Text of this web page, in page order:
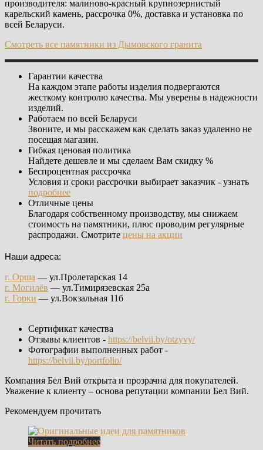
производителя: малиново-красный крупнозернистый
карельский камень, рассрочка 0%, доставка и установка по
всей Беларуси.
Смотреть все памятники из Дымовского гранита
Гарантии качества
На каждом этапе работы изделия подвергаются
жесткому контролю качества. Мы уверены в надежности
изделий.
Работаем по всей Беларуси
Звоните, и мы расскажем как сделать заказ удаленно не
посещая магазин.
Гибкая ценовая политика
Найдете дешевле и мы сделаем Вам скидку %
Беспроцентная рассрочка
Условия и сроки рассрочки выбирает заказчик - узнать
подробнее
Отличные цены
Благодаря собственному производству, мы снижаем
стоимость на памятники, плюс проводим регулярные
распродажи. Смотрите цены на акции
Наши адреса:
г. Орша — ул.Пролетарская 14
г. Могилёв — ул.Тимирязевская 25а
г. Горки — ул.Вокзальная 11б
Сертификат качества
Отзывы клиентов - https://belvii.by/otzyvy/
Фотографии выполненных работ -
https://belvii.by/portfolio/
Компания Бел Вий открыта и прозрачна для покупателей.
Уважение к клиенту – основа репутации компании Бел Вий.
Рекомендуем прочитать
Читать подробнее